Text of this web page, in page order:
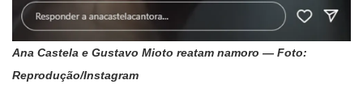
Ana Castela e Gustavo Mioto reatam namoro — Foto:
Reprodução/Instagram